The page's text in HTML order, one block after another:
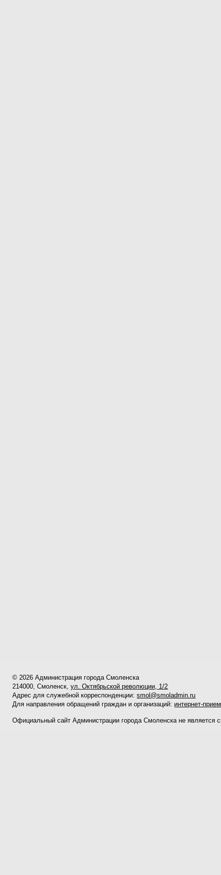
© 2026 Администрация города Смоленска
214000, Смоленск,ул. Октябрьской революции, 1/2
Адрес для служебной корреспонденции:smol@smoladmin.ru
Для направления обращений граждан и организаций: интернет-
Официальный сайт Администрации города Смоленска не является